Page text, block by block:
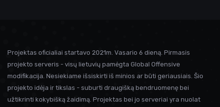
Projektas oficialiai startavo 2021m. Vasario 6 dieną. Pirmasis
projekto serveris - visų lietuvių pamėgta Global Offensive
modifikacija. Nesiekiame išsiskirti iš minios ar būti geriausiais. Šio
projekto idėja ir tikslas - suburti draugišką bendruomenę bei
užtikrinti kokybišką žaidimą. Projektas bei jo serveriai yra nuolat